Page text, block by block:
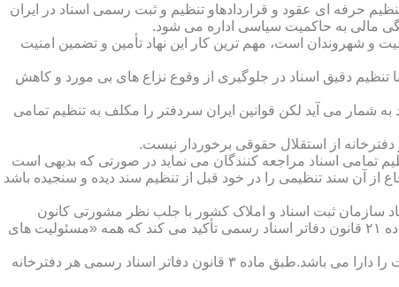
حرفه ای عقود و قراردادهاو تنظیم و ثبت رسمی اسناد در ایران
مالی به حاکمیت سیاسی اداره می شود.
و شهروندان است، مهم ترین کار این نهاد تأمین و تضمین امنیت
تنظیم دقیق اسناد در جلوگیری از وقوع نزاع های بی مورد و کاهش
شمار می آید لکن قوانین ایران سردفتر را مکلف به تنظیم تمامی
از استقلال حقوقی برخوردار نیست.
تنظیم تمامی اسناد مراجعه کنندگان می نماید در صورتی که بدیهی است
از آن سند تنظیمی را در خود قبل از تنظیم سند دیده و سنجیده باشد
سازمان ثبت اسناد و املاک کشور با جلب نظر مشورتی کانون
سردفتران و دفتریاران تعیین شده و سردفتر نامیده می شود. ماده ۲۱ قانون دفاتر اسناد رسمی تأکید می کند که همه «مسئولیت های
دفتریار :دفتریار سمت معاونت دفترخانه و نمایندگی سازمان ثبت را دارا می باشد.طبق ماده ۳ قانون دفاتر اسناد رسمی هر دفترخانه